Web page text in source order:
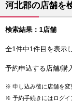
河北郡の店舗を
検索結果：1店舗
全1件中1件目を表示
予約申込する店舗/購
申し込み後に店舗を変
予約手続きにはログイ